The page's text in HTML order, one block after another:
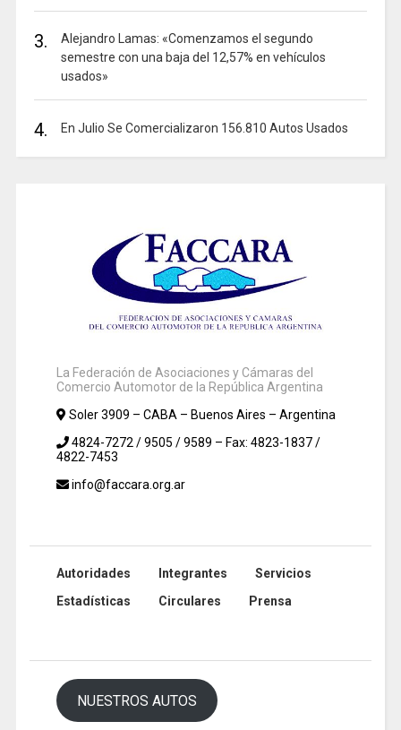
3.
Alejandro Lamas: «Comenzamos el segundo
semestre con una baja del 12,57% en vehículos
usados»
4. En Julio Se Comercializaron 156.810 Autos Usados
La Federación de Asociaciones y Cámaras del
Comercio Automotor de la República Argentina
Soler 3909 – CABA – Buenos Aires – Argentina
4824-7272 / 9505 / 9589 – Fax: 4823-1837 /
4822-7453
info@faccara.org.ar
Autoridades Integrantes
Servicios
Estadísticas
Circulares Prensa
NUESTROS AUTOS